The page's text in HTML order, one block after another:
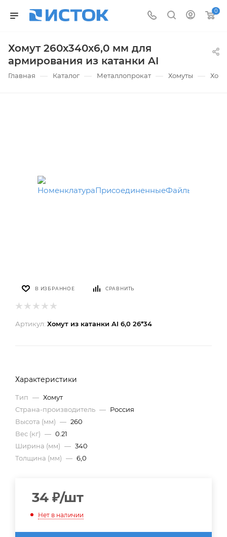
0
Хомут 260х340х6,0 мм для
армирования из катанки AI
Главная — Каталог — Металлопрокат — Хомуты —
В ИЗБРАННОЕ СРАВНИТЬ
Артикул: Хомут из катанки AI 6,0 26*34
Характеристики
Тип — Хомут
Страна-производитель — Россия
Высота (мм) — 260
Вес (кг) — 0.21
Ширина (мм) — 340
Толщина (мм) — 6,0
34 ₽/шт
Нет в наличии